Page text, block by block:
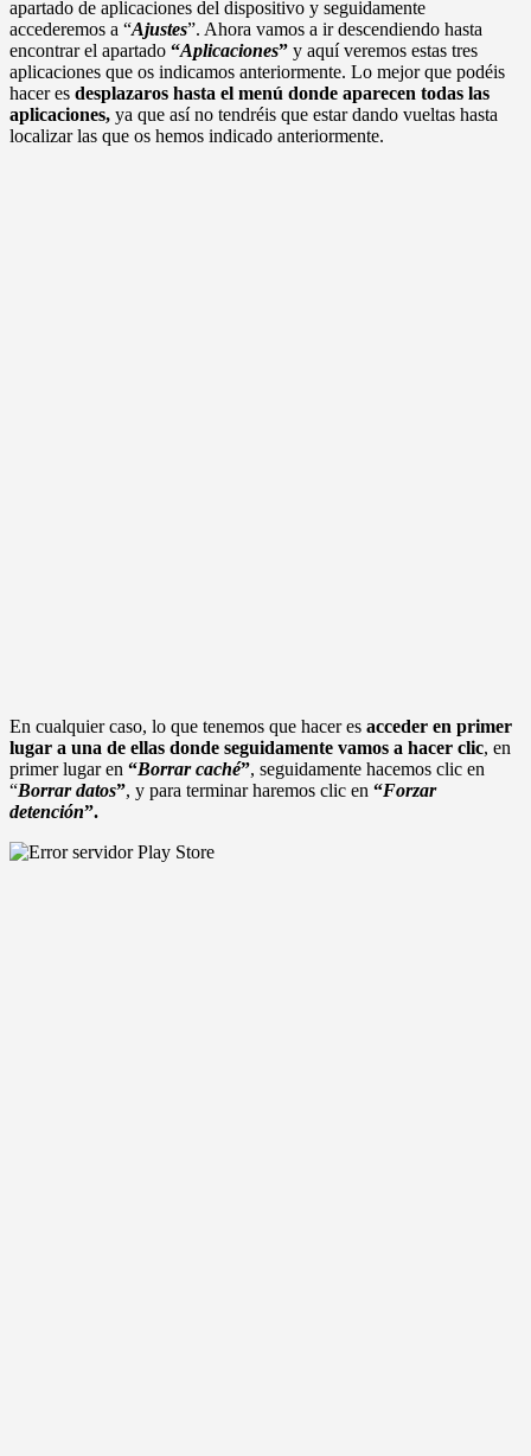
apartado de aplicaciones del dispositivo y seguidamente
accederemos a “Ajustes”. Ahora vamos a ir descendiendo hasta
encontrar el apartado “Aplicaciones” y aquí veremos estas tres
aplicaciones que os indicamos anteriormente. Lo mejor que podéis
hacer es desplazaros hasta el menú donde aparecen todas las
aplicaciones, ya que así no tendréis que estar dando vueltas hasta
localizar las que os hemos indicado anteriormente.
En cualquier caso, lo que tenemos que hacer es acceder en primer
lugar a una de ellas donde seguidamente vamos a hacer clic, en
primer lugar en “Borrar caché”, seguidamente hacemos clic en
“Borrar datos”, y para terminar haremos clic en “Forzar
detención”.